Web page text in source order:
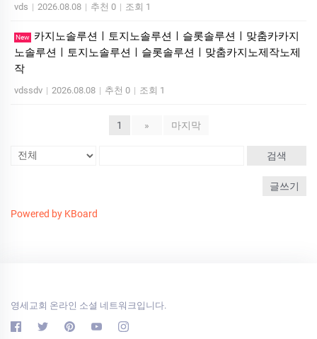
vds | 2026.08.08 | 추천 0 | 조회 1
New
카지노솔루션ㅣ토지노솔루션ㅣ슬롯솔루션ㅣ맞춤카카지
노솔루션ㅣ토지노솔루션ㅣ슬롯솔루션ㅣ맞춤카지노제작노제
작
vdssdv | 2026.08.08 | 추천 0 | 조회 1
1 » 마지막
검색
글쓰기
Powered by KBoard
영세교회 온라인 소셜 네트워크입니다.